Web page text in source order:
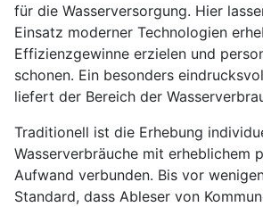
für die Wasserversorgung. Hier
Einsatz moderner Technologien
Effizienzgewinne erzielen und
schonen. Ein besonders
liefert der Bereich der
Traditionell ist die Erhebung
Wasserverbräuche mit erheblichem
Aufwand verbunden. Bis vor
Standard, dass Ableser von